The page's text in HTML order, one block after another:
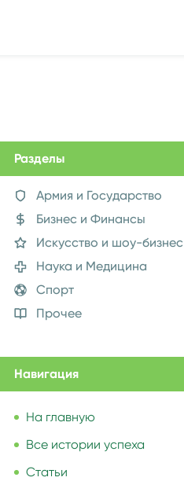
Разделы
Армия и Государство
Бизнес и Финансы
Искусство и шоу-бизнес
Наука и Медицина
Спорт
Прочее
Навигация
На главную
Все истории успеха
Статьи